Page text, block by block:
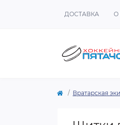
ДОСТАВКА О
Вратарская